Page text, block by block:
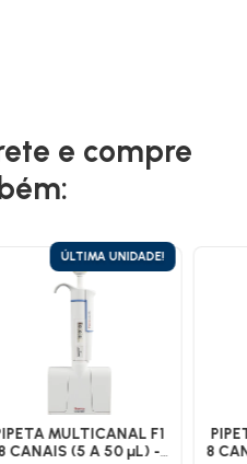
e compre
ÚLTIMA UNIDADE!
MULTICANAL F1
CANAIS (5 A 50 µL) -
8